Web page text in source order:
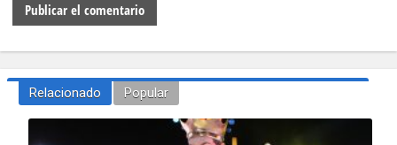
Relacionado Popular